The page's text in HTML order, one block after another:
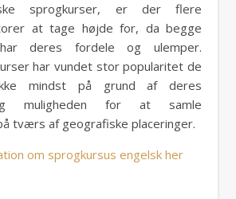
sprogkurser, er der flere
at tage højde for, da begge
deres fordele og ulemper.
har vundet stor popularitet de
mindst på grund af deres
muligheden for at samle
tværs af geografiske placeringer.
om sprogkursus engelsk her